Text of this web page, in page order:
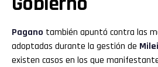
Pagano también apuntó contra las
adoptadas durante la gestión de Milei
existen casos en los que